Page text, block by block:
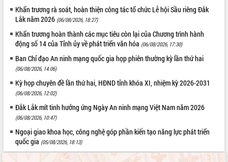
Nâng cao hiệu quả hoạt động của các
doanh nghiệp nhà nước
Hội nghị triển khai kết nối mạng
truyền số liệu chuyên dùng phục vụ cơ
quan Đảng, Nhà nước
Lễ phát động chuỗi hoạt động chung
tay làm sạch môi trường
Xã Ea Kar bước chuyển mình trong
công tác cải cách hành chính mô hình
mới
UBND tỉnh họp báo định kỳ tháng 4
năm 2026
Hội thảo khoa học “Giải pháp thúc đẩy
phát triển nền kinh tế xanh tại tỉnh
Khẩn trương rà soát, hoàn thiện công tác tổ chức Lễ hội Sầu riêng Đắk
Lắk năm 2026 (06/08/2026, 18:27)
Khẩn trương hoàn thành các mục tiêu còn lại của Chương trình hành
động số 14 của Tỉnh ủy về phát triển văn hóa (06/08/2026, 17:30)
Ban Chỉ đạo An ninh mạng quốc gia họp phiên thường kỳ lần thứ hai
(06/08/2026, 14:06)
Kỳ họp chuyên đề lần thứ hai, HĐND tỉnh khóa XI, nhiệm kỳ 2026-2031
(06/08/2026, 12:02)
Đắk Lắk mít tinh hưởng ứng Ngày An ninh mạng Việt Nam năm 2026
(06/08/2026, 10:47)
Ngoại giao khoa học, công nghệ góp phần kiến tạo năng lực phát triển
quốc gia (05/08/2026, 18:13)